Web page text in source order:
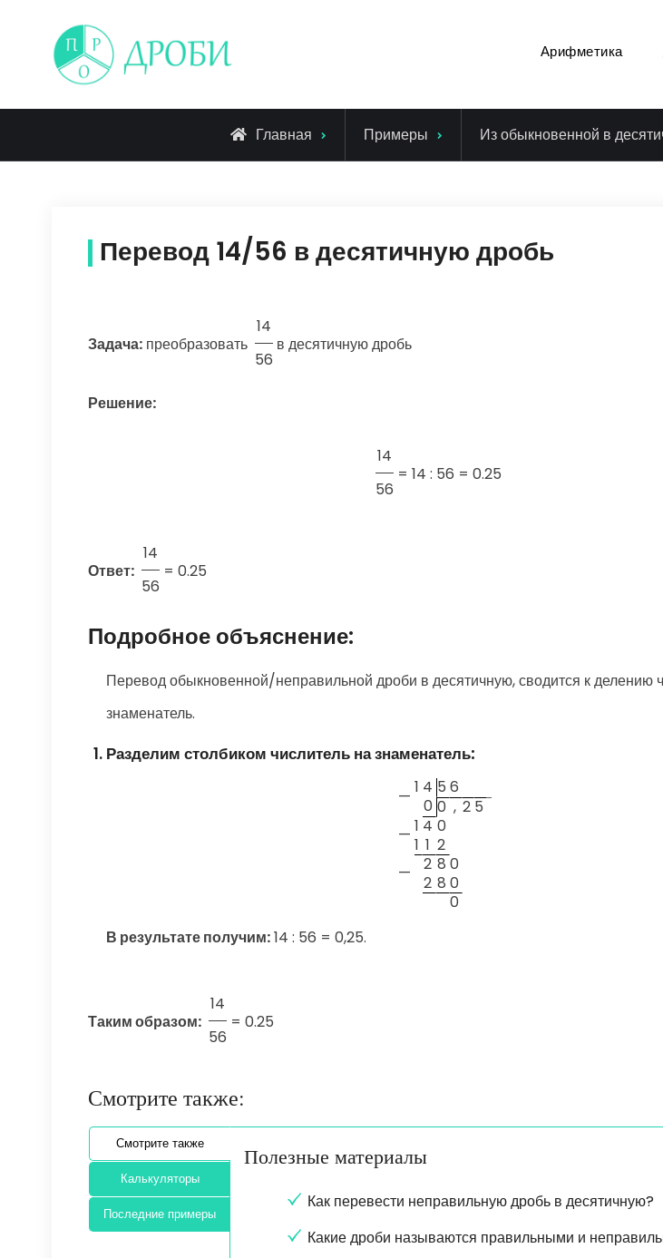
content
Арифметика
Главная Примеры Из обыкновенной в
Перевод 14/56 в десятичную дробь
Задача: преобразовать
14
56
в десятичную дробь
Решение:
14
56
= 14 : 56 = 0.25
Ответ:
14
56
= 0.25
Подробное объяснение:
Перевод обыкновенной/неправильной дроби в десятичную, сводится к делению
знаменатель.
Разделим столбиком числитель на знаменатель:
— 1 4 5 6
0 0 , 2 5
— 1 4 0
1 1 2
—
2 8 0
2 8 0
0
В результате получим:14 : 56 = 0,25.
Таким образом:
14
56
= 0.25
Смотрите также:
Смотрите также
Калькуляторы
Последние примеры
Полезные материалы
Как перевести неправильную дробь в десятичную?
Какие дроби называются правильными и